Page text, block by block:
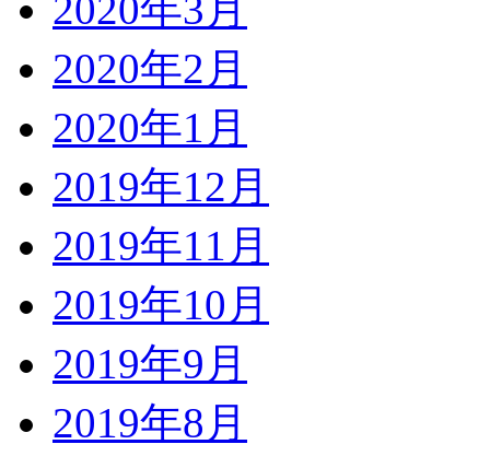
2020年2月
2020年1月
2019年12月
2019年11月
2019年10月
2019年9月
2019年8月